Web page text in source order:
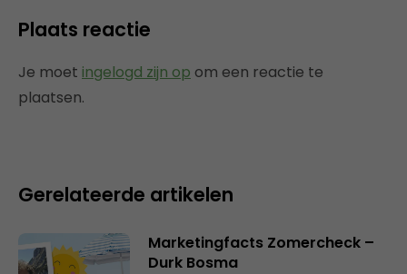
Plaats reactie
Je moet ingelogd zijn op om een reactie te
plaatsen.
Gerelateerde artikelen
Marketingfacts Zomercheck –
Durk Bosma